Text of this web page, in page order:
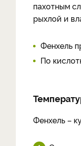
пахотным
рыхлой и
Фенхель
По
Фенхель –